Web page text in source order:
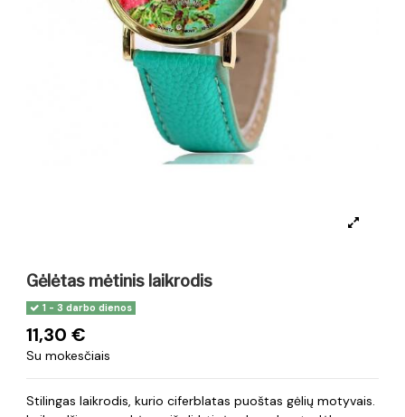
Gėlėtas mėtinis laikrodis
1 - 3 darbo dienos
11,30 €
Su mokesčiais
Stilingas laikrodis, kurio ciferblatas puoštas gėlių motyvais.